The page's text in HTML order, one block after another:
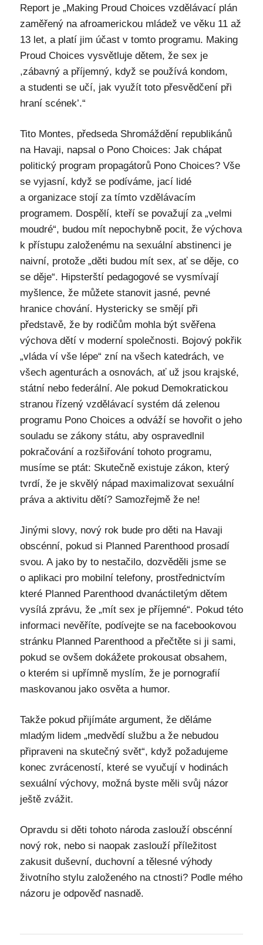
Report je „Making Proud Choices vzdělávací plán
zaměřený na afroamerickou mládež ve věku 11 až
13 let, a platí jim účast v tomto programu. Making
Proud Choices vysvětluje dětem, že sex je
,zábavný a příjemný, když se používá kondom,
a studenti se učí, jak využít toto přesvědčení při
hraní scének’.“
Tito Montes, předseda Shromáždění republikánů
na Havaji, napsal o Pono Choices: Jak chápat
politický program propagátorů Pono Choices? Vše
se vyjasní, když se podíváme, jací lidé
a organizace stojí za tímto vzdělávacím
programem. Dospělí, kteří se považují za „velmi
moudré“, budou mít nepochybně pocit, že výchova
k přístupu založenému na sexuální abstinenci je
naivní, protože „děti budou mít sex, ať se děje, co
se děje“. Hipsterští pedagogové se vysmívají
myšlence, že můžete stanovit jasné, pevné
hranice chování. Hystericky se smějí při
představě, že by rodičům mohla být svěřena
výchova dětí v moderní společnosti. Bojový pokřik
„vláda ví vše lépe“ zní na všech katedrách, ve
všech agenturách a osnovách, ať už jsou krajské,
státní nebo federální. Ale pokud Demokratickou
stranou řízený vzdělávací systém dá zelenou
programu Pono Choices a odváží se hovořit o jeho
souladu se zákony státu, aby ospravedlnil
pokračování a rozšiřování tohoto programu,
musíme se ptát: Skutečně existuje zákon, který
tvrdí, že je skvělý nápad maximalizovat sexuální
práva a aktivitu dětí? Samozřejmě že ne!
Jinými slovy, nový rok bude pro děti na Havaji
obscénní, pokud si Planned Parenthood prosadí
svou. A jako by to nestačilo, dozvěděli jsme se
o aplikaci pro mobilní telefony, prostřednictvím
které Planned Parenthood dvanáctiletým dětem
vysílá zprávu, že „mít sex je příjemné“. Pokud této
informaci nevěříte, podívejte se na facebookovou
stránku Planned Parenthood a přečtěte si ji sami,
pokud se ovšem dokážete prokousat obsahem,
o kterém si upřímně myslím, že je pornografií
maskovanou jako osvěta a humor.
Takže pokud přijímáte argument, že děláme
mladým lidem „medvědí službu a že nebudou
připraveni na skutečný svět“, když požadujeme
konec zvráceností, které se vyučují v hodinách
sexuální výchovy, možná byste měli svůj názor
ještě zvážit.
Opravdu si děti tohoto národa zaslouží obscénní
nový rok, nebo si naopak zaslouží příležitost
zakusit duševní, duchovní a tělesné výhody
životního stylu založeného na ctnosti? Podle mého
názoru je odpověď nasnadě.